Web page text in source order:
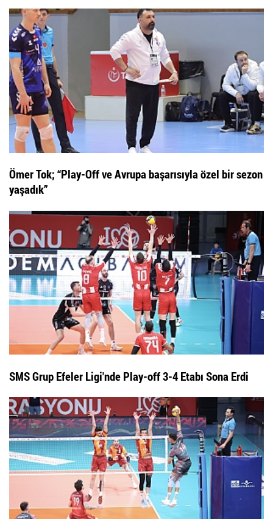
Ömer Tok; “Play-Off ve Avrupa başarısıyla özel bir sezon
yaşadık”
SMS Grup Efeler Ligi'nde Play-off 3-4 Etabı Sona Erdi